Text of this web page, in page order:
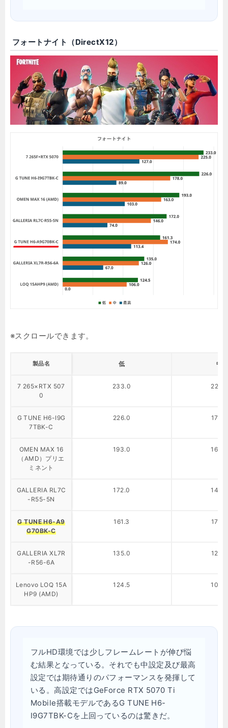
フォートナイト（DirectX12）
製品名 低 中
7 265×RTX 507
0
233.0 225.0
G TUNE H6-I9G
7TBK-C
226.0 178.0
OMEN MAX 16
（AMD）プリエ
ミネント
193.0 163.0
GALLERIA RL7C
-R55-5N
172.0 146.0
G TUNE H6-A9
G70BK-C
161.3 174.0
GALLERIA XL7R
-R56-6A
135.0 126.0
Lenovo LOQ 15A
HP9 (AMD)
124.5 106.0
フルHD環境では少しフレームレートが伸び悩
む結果となっている。それでも中設定及び最高
設定では期待通りのパフォーマンスを発揮して
いる。高設定ではGeForce RTX 5070 Ti
Mobile搭載モデルであるG TUNE H6-
I9G7TBK-Cを上回っているのは驚きだ。